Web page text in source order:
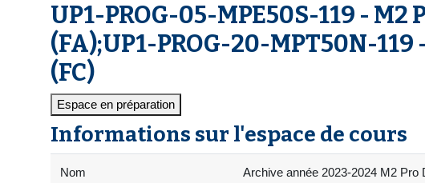
UP1-PROG-05-MPE50S-119 -
(FA);UP1-PROG-20-MPT50N-
(FC)
Espace en préparation
Informations sur l'espace de cours
Nom Archive année 2023-2024 M2